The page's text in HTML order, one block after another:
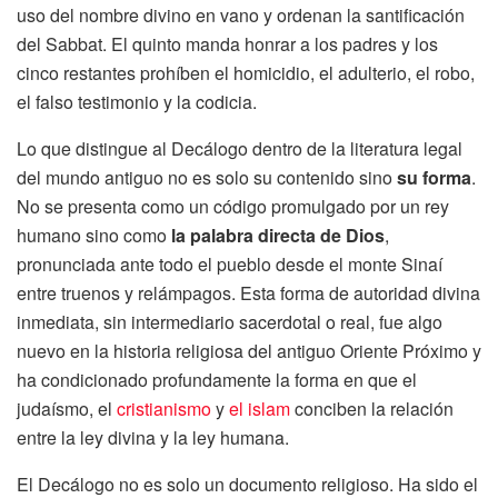
uso del nombre divino en vano y ordenan la santificación
del Sabbat. El quinto manda honrar a los padres y los
cinco restantes prohíben el homicidio, el adulterio, el robo,
el falso testimonio y la codicia.
Lo que distingue al Decálogo dentro de la literatura legal
del mundo antiguo no es solo su contenido sinosu forma.
No se presenta como un código promulgado por un rey
humano sino como la palabra directa de Dios,
pronunciada ante todo el pueblo desde el monte Sinaí
entre truenos y relámpagos. Esta forma de autoridad divina
inmediata, sin intermediario sacerdotal o real, fue algo
nuevo en la historia religiosa del antiguo Oriente Próximo y
ha condicionado profundamente la forma en que el
judaísmo, el cristianismoyel islamconciben la relación
entre la ley divina y la ley humana.
El Decálogo no es solo un documento religioso. Ha sido el